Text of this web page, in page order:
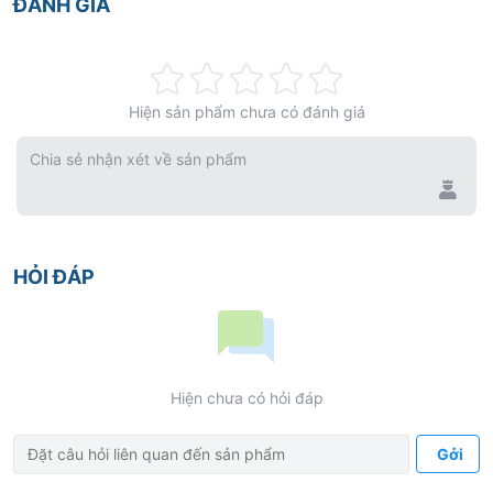
dụng phục hình tạm.
Thiết kế kết nối '' flatform switching '' – giúp bảo
Một bộ dụng cụ phẫu thuật duy nhất.
Phục hình lưu giữ cứng vững dù có hay không có ốc
ghép
Chuyên dùng cho phục hình thẩm mỹ và toàn hàm.
Với mạng lưới phân phối toàn quốc và chính sách bảo
hành cho tất cả sản phẩm, sannhakhoa.vn mang đến
lời cam kết CHẤT LƯỢNG ĐẲNG CẤP THẾ GIỚI trong
điều trị cấy ghép implant nha khoa.
0%
Hiện sản phẩm chưa có đánh giá
Chia sẻ nhận xét về sản phẩm
HỎI ĐÁP
Hiện chưa có hỏi đáp
Gởi